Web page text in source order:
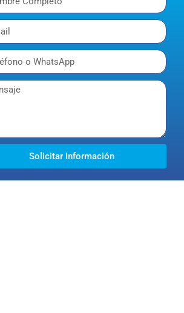
Solicitar Información